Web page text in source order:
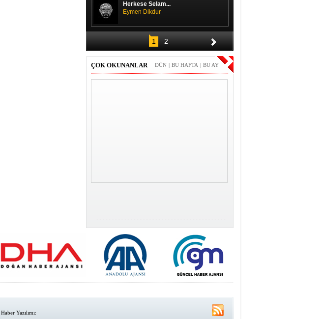
Herkese Selam...
Eymen Dikdur
Durmuş Duran
1 2
ÇOK OKUNANLAR BU AY
|
BU HAFTA
|
DÜN
Haber Yazılımı: